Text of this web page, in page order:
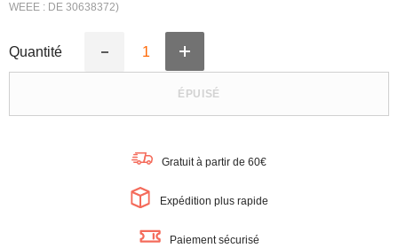
WEEE : DE 30638372)
Quantité
Réduire
la
Boule
Carton
Cloche
Augmenter
la
de
Boule
Cloche
ÉPUISÉ
Gratuit à partir de 60€
Expédition plus rapide
Paiement sécurisé